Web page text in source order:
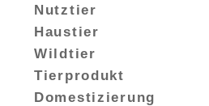
Nutztier
Haustier
Wildtier
Tierprodukt
Domestizierung